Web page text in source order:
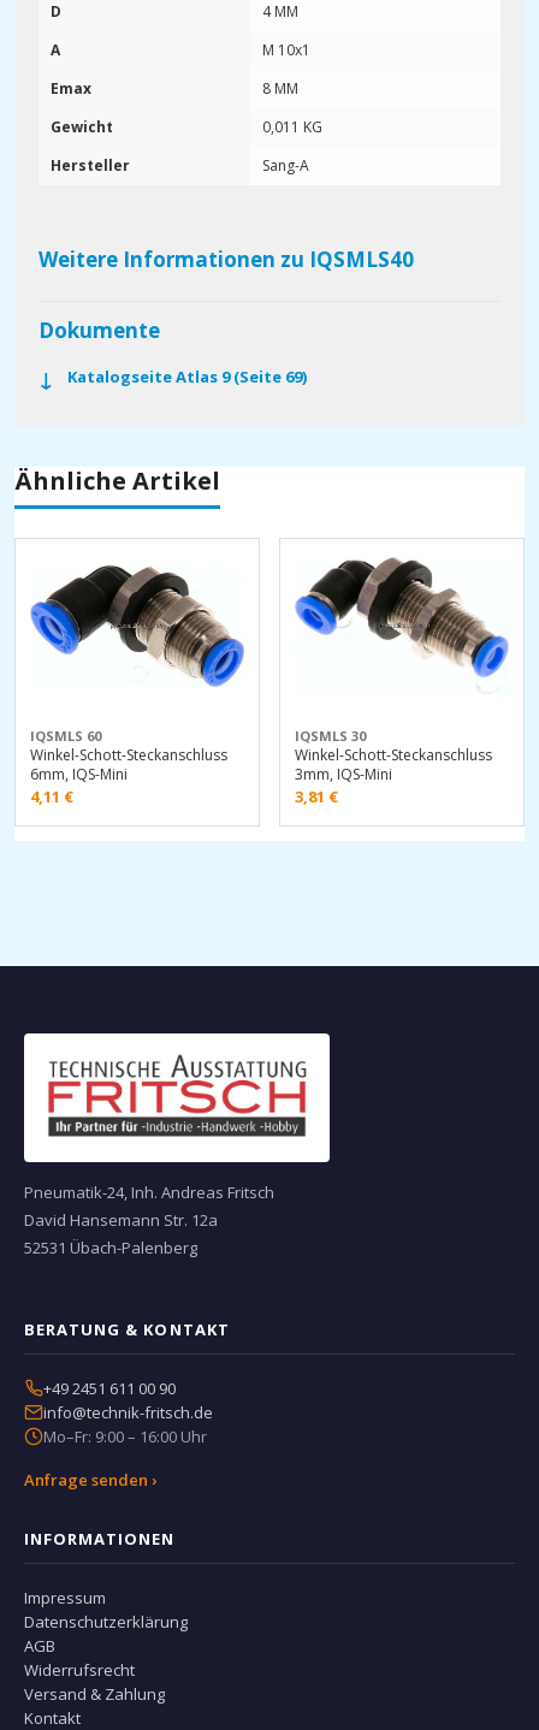
D
4 MM
A
M 10x1
Emax
8 MM
Gewicht
0,011 KG
Hersteller
Sang-A
Weitere Informationen zu IQSMLS40
Dokumente
Katalogseite Atlas 9 (Seite 69)
Ähnliche Artikel
IQSMLS 60
Winkel-Schott-Steckanschluss
6mm, IQS-Mini
4,11 €
IQSMLS 30
Winkel-Schott-Steckanschluss
3mm, IQS-Mini
3,81 €
Pneumatik-24, Inh. Andreas Fritsch
David Hansemann Str. 12a
52531 Übach-Palenberg
BERATUNG & KONTAKT
+49 2451 611 00 90
info@technik-fritsch.de
Mo–Fr: 9:00 – 16:00 Uhr
Anfrage senden ›
INFORMATIONEN
Impressum
Datenschutzerklärung
AGB
Widerrufsrecht
Versand & Zahlung
Kontakt